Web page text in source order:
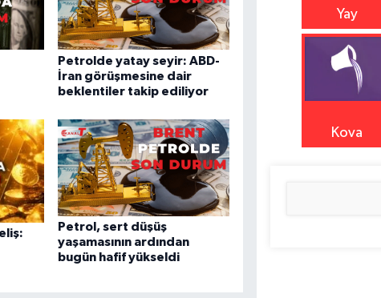
Petrolde yatay seyir: ABD-
İran görüşmesine dair
beklentiler takip ediliyor
Petrol, sert düşüş
yaşamasının ardından
bugün hafif yükseldi
Yay
Kova